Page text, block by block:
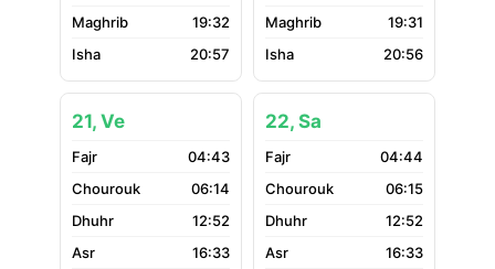
19:32
20:57
19:31
20:56
21, Ve
04:43
06:14
12:52
16:33
22, Sa
04:44
06:15
12:52
16:33